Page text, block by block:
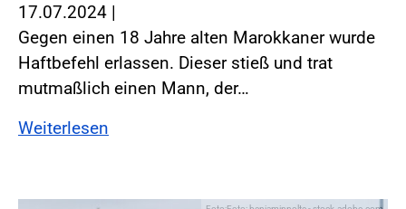
17.07.2024 |
Gegen einen 18 Jahre alten Marokkaner wurde
Haftbefehl erlassen. Dieser stieß und trat
mutmaßlich einen Mann, der…
Weiterlesen